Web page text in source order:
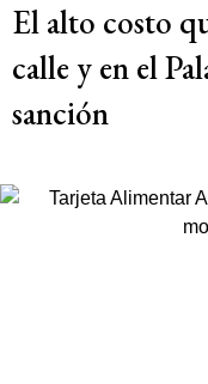
El alto costo
calle y en el
sanción